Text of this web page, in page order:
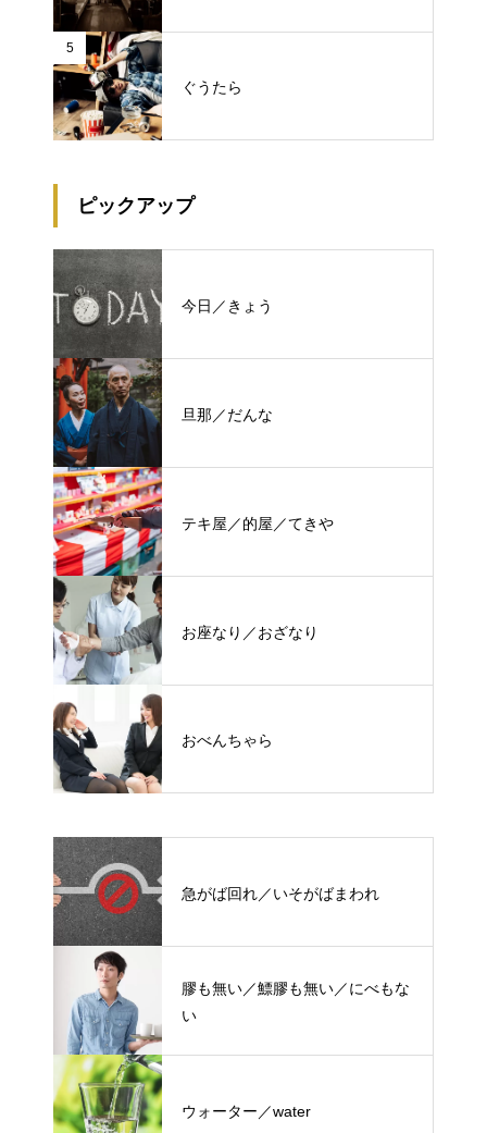
5
ぐうたら
ピックアップ
今日／きょう
旦那／だんな
テキ屋／的屋／てきや
お座なり／おざなり
おべんちゃら
急がば回れ／いそがばまわれ
膠も無い／鰾膠も無い／にべもな
い
ウォーター／water